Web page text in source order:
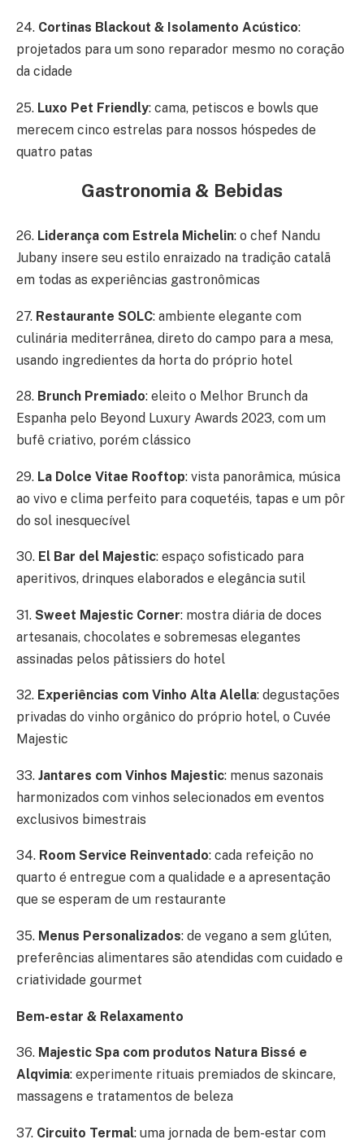
24. Cortinas Blackout & Isolamento Acústico:
projetados para um sono reparador mesmo no coração
da cidade
25. Luxo Pet Friendly: cama, petiscos e bowls que
merecem cinco estrelas para nossos hóspedes de
quatro patas
Gastronomia & Bebidas
26. Liderança com Estrela Michelin: o chef Nandu
Jubany insere seu estilo enraizado na tradição catalã
em todas as experiências gastronômicas
27. Restaurante SOLC: ambiente elegante com
culinária mediterrânea, direto do campo para a mesa,
usando ingredientes da horta do próprio hotel
28. Brunch Premiado: eleito o Melhor Brunch da
Espanha pelo Beyond Luxury Awards 2023, com um
bufê criativo, porém clássico
29. La Dolce Vitae Rooftop: vista panorâmica, música
ao vivo e clima perfeito para coquetéis, tapas e um pôr
do sol inesquecível
30. El Bar del Majestic: espaço sofisticado para
aperitivos, drinques elaborados e elegância sutil
31. Sweet Majestic Corner: mostra diária de doces
artesanais, chocolates e sobremesas elegantes
assinadas pelos pâtissiers do hotel
32. Experiências com Vinho Alta Alella: degustações
privadas do vinho orgânico do próprio hotel, o Cuvée
Majestic
33. Jantares com Vinhos Majestic: menus sazonais
harmonizados com vinhos selecionados em eventos
exclusivos bimestrais
34. Room Service Reinventado: cada refeição no
quarto é entregue com a qualidade e a apresentação
que se esperam de um restaurante
35. Menus Personalizados: de vegano a sem glúten,
preferências alimentares são atendidas com cuidado e
criatividade gourmet
Bem-estar & Relaxamento
36. Majestic Spa com produtos Natura Bissé e
Alqvimia: experimente rituais premiados de skincare,
massagens e tratamentos de beleza
37. Circuito Termal: uma jornada de bem-estar com